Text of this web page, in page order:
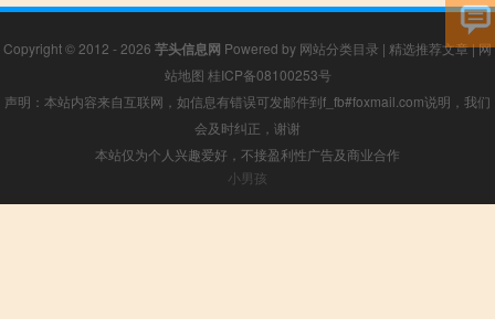
Copyright © 2012 - 2026 芋头信息网 Powered by 网站分类目录 | 精选推荐文章|网
站地图 桂ICP备08100253号
声明：本站内容来自互联网，如信息有错误可发邮件到f_fb#foxmail.com说明，我们
会及时纠正，谢谢
本站仅为个人兴趣爱好，不接盈利性广告及商业合作
小男孩